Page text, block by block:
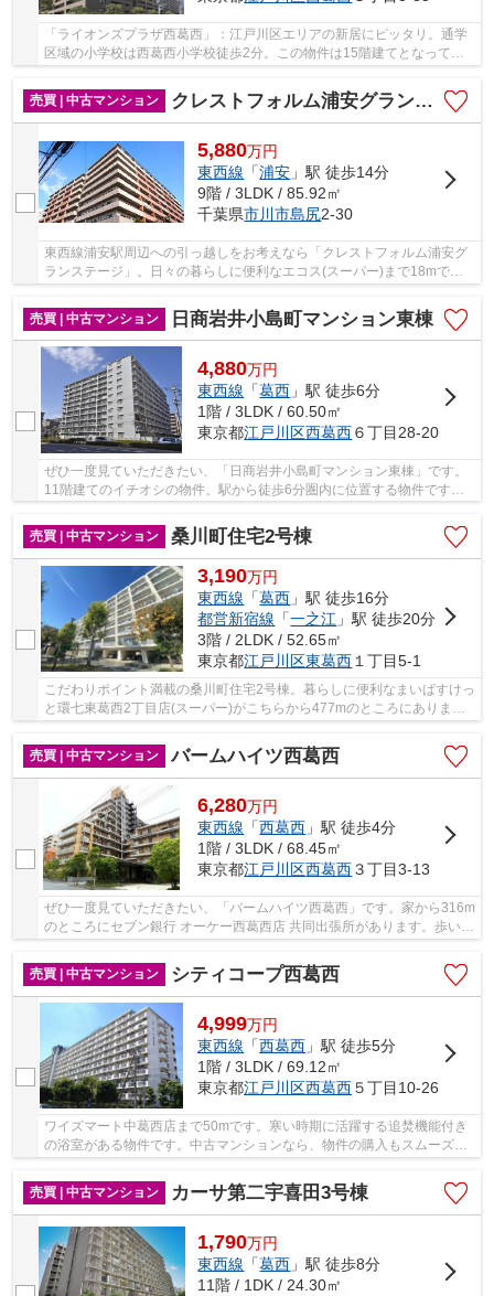
「ライオンズプラザ西葛西」：江戸川区エリアの新居にピッタリ。通学
区域の小学校は西葛西小学校徒歩2分。この物件は15階建てとなってお
売買 | 中古マンション
クレストフォルム浦安グランステージ
5,880万円
東西線 「浦安 」駅 徒歩14分
9階 / 3LDK / 85.92㎡
千葉県市川市島尻2-30
東西線浦安駅周辺への引っ越しをお考えなら「クレストフォルム浦安グ
ランステージ」。日々の暮らしに便利なエコス(スーパー)まで18mで
す。当社がお客様の不動産購入をしっかりとサポー...
売買 | 中古マンション
日商岩井小島町マンション東棟
4,880万円
東西線 「葛西 」駅 徒歩6分
1階 / 3LDK / 60.50㎡
東京都江戸川区西葛西６丁目28-20
ぜひ一度見ていただきたい、「日商岩井小島町マンション東棟」です。
11階建てのイチオシの物件。駅から徒歩6分圏内に位置する物件です。
売買 | 中古マンション
桑川町住宅2号棟
3,190万円
東西線 「葛西 」駅 徒歩16分
都営新宿線 「一之江 」駅 徒歩20分
3階 / 2LDK / 52.65㎡
東京都江戸川区東葛西１丁目5-1
こだわりポイント満載の桑川町住宅2号棟。暮らしに便利なまいばすけっ
と環七東葛西2丁目店(スーパー)がこちらから477mのところにありま
売買 | 中古マンション
バームハイツ西葛西
6,280万円
東西線 「西葛西 」駅 徒歩4分
1階 / 3LDK / 68.45㎡
東京都江戸川区西葛西３丁目3-13
ぜひ一度見ていただきたい、「バームハイツ西葛西」です。家から316m
のところにセブン銀行 オーケー西葛西店 共同出張所があります。歩いて
売買 | 中古マンション
シティコープ西葛西
4,999万円
東西線 「西葛西 」駅 徒歩5分
1階 / 3LDK / 69.12㎡
東京都江戸川区西葛西５丁目10-26
ワイズマート中葛西店まで50mです。寒い時期に活躍する追焚機能付き
の浴室がある物件です。中古マンションなら、物件の購入もスムーズで
売買 | 中古マンション
カーサ第二宇喜田3号棟
1,790万円
東西線 「葛西 」駅 徒歩8分
11階 / 1DK / 24.30㎡